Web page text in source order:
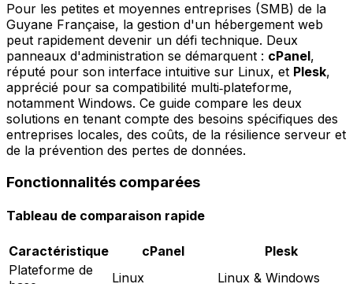
Pour les petites et moyennes entreprises (SMB) de la
Guyane Française, la gestion d'un hébergement web
peut rapidement devenir un défi technique. Deux
panneaux d'administration se démarquent : cPanel,
réputé pour son interface intuitive sur Linux, et Plesk,
apprécié pour sa compatibilité multi‑plateforme,
notamment Windows. Ce guide compare les deux
solutions en tenant compte des besoins spécifiques des
entreprises locales, des coûts, de la résilience serveur et
de la prévention des pertes de données.
Fonctionnalités comparées
Tableau de comparaison rapide
Caractéristique cPanel
Plesk
Plateforme de
Linux Linux & Windows